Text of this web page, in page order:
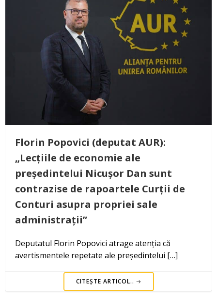
Florin Popovici (deputat AUR):
„Lecțiile de economie ale
președintelui Nicușor Dan sunt
contrazise de rapoartele Curții de
Conturi asupra propriei sale
administrații”
Deputatul Florin Popovici atrage atenția că
avertismentele repetate ale președintelui […]
CITEȘTE ARTICOL..